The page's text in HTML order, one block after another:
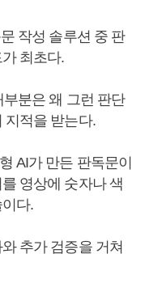
작성 솔루션 중 판
최초다.
분은 왜 그런 판단
지적을 받는다.
AI가 만든 판독문이
영상에 숫자나 색
다.
추가 검증을 거쳐